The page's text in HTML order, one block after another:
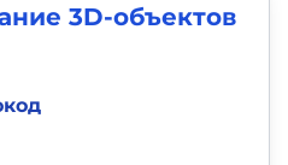
3D-объектов